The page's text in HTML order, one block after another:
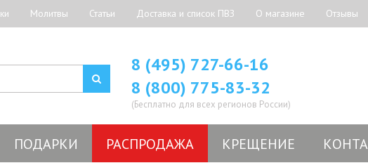
Молитвы Статьи Доставка и список ПВЗ О магазине Отзывы
8 (495) 727-66-16
8 (800) 775-83-32
(Бесплатно для всех регионов России)
ПОДАРКИ РАСПРОДАЖА КРЕЩЕНИЕ